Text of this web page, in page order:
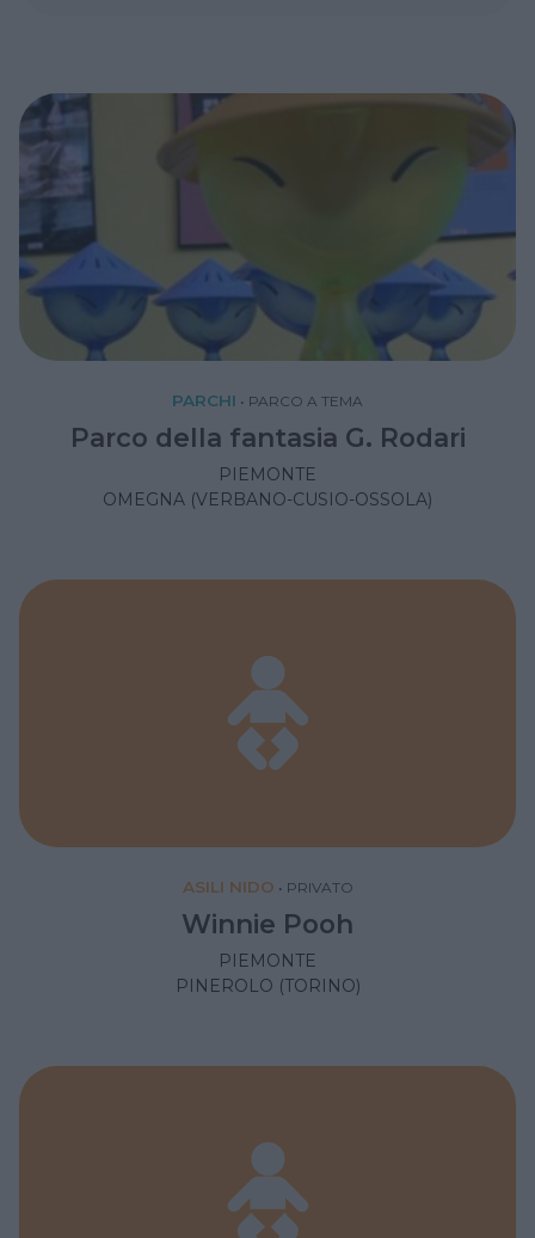
PARCHI • PARCO A TEMA
Parco della fantasia G. Rodari
PIEMONTE
OMEGNA (VERBANO-CUSIO-OSSOLA)
ASILI NIDO • PRIVATO
Winnie Pooh
PIEMONTE
PINEROLO (TORINO)